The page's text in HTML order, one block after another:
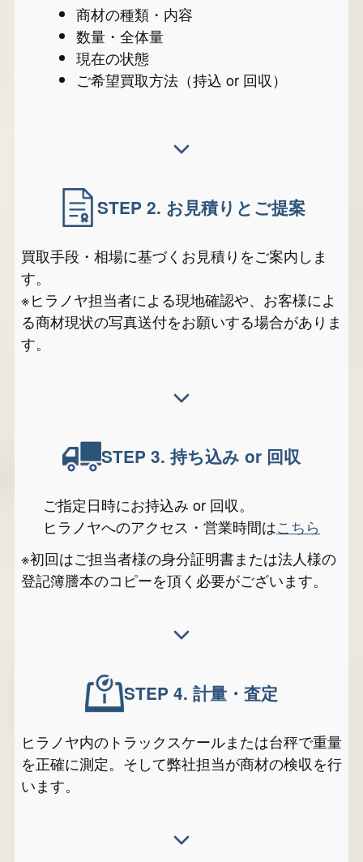
商材の種類・内容
数量・全体量
現在の状態
ご希望買取方法（持込 or 回収）
STEP 2. お見積りとご提案
買取手段・相場に基づくお見積りをご案内しま
す。
※ヒラノヤ担当者による現地確認や、お客様によ
る商材現状の写真送付をお願いする場合がありま
す。
STEP 3. 持ち込み or 回収
ご指定日時にお持込み or 回収。
ヒラノヤへのアクセス・営業時間はこちら
※初回はご担当者様の身分証明書または法人様の
登記簿謄本のコピーを頂く必要がございます。
STEP 4. 計量・査定
ヒラノヤ内のトラックスケールまたは台秤で重量
を正確に測定。そして弊社担当が商材の検収を行
います。